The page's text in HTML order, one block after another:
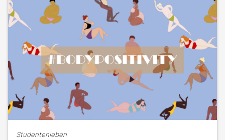
Tagen"
Studentenleben